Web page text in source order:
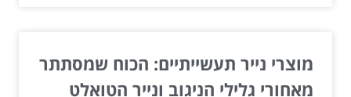
מוצרי נייר תעשייתיים: הכוח שמסתתר
מאחורי גלילי הניגוב ונייר הטואלט